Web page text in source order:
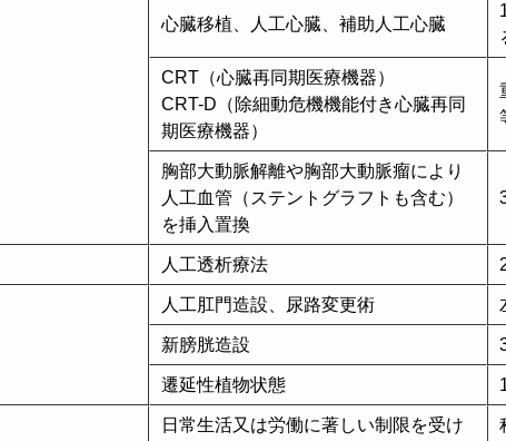
心臓移植、人工心臓、補助人工心臓
CRT（心臓再同期医療機器）
CRT-D（除細動危機機能付き心臓再同
期医療機器）
胸部大動脈解離や胸部大動脈瘤により
人工血管（ステントグラフトも含む）
を挿入置換
人工透析療法
人工肛門造設、尿路変更術
新膀胱造設
遷延性植物状態
日常生活又は労働に著しい制限を受け